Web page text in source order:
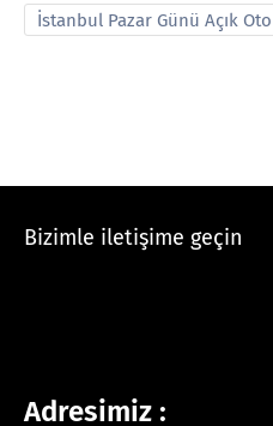
İstanbul Pazar Günü Açık
Bizimle iletişime geçin
Adresimiz :